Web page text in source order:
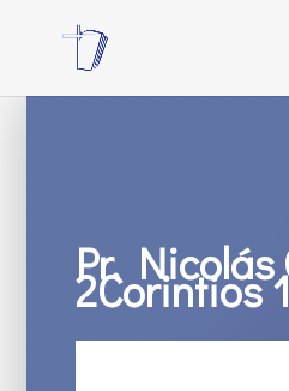
Pr. Nicolás
2Corintios